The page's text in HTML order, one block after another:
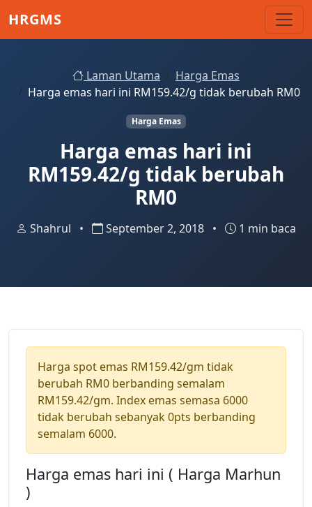
HRGMS
Laman Utama
Harga Emas
Harga emas hari ini RM159.42/g tidak berubah RM0
Harga Emas
Harga emas hari ini
RM159.42/g tidak berubah
RM0
Shahrul • September 2, 2018 • 1 min baca
Harga spot emas RM159.42/gm tidak
berubah RM0 berbanding semalam
RM159.42/gm. Index emas semasa 6000
tidak berubah sebanyak 0pts berbanding
semalam 6000.
Harga emas hari ini ( Harga Marhun
)